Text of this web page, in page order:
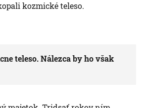
kozmické teleso.
teleso. Nálezca by ho však